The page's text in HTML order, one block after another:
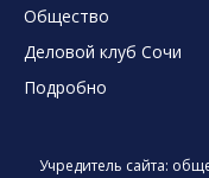
Общество
Деловой клуб Сочи
Подробно
Учредитель сайта: